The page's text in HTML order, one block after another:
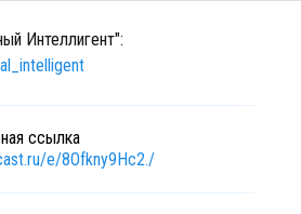
Интеллигент":
ссылка
e/8Ofkny9Hc2./